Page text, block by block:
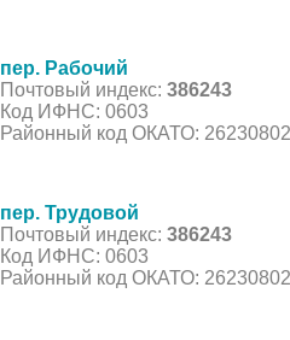
пер. Рабочий
Почтовый индекс: 386243
Код ИФНС: 0603
Районный код ОКАТО:
пер. Трудовой
Почтовый индекс: 386243
Код ИФНС: 0603
Районный код ОКАТО: